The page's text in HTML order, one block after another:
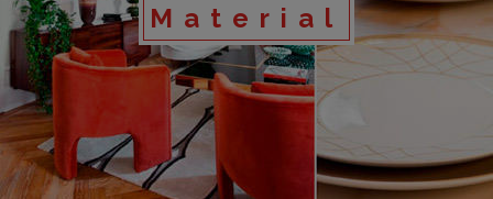
Material